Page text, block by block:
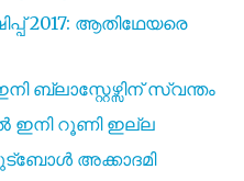
2017: ആതിഥേയരെ
ബ്ലാസ്റ്റേഴ്സിന് സ്വന്തം
ഇനി റൂണി ഇല്ല
അക്കാദമി